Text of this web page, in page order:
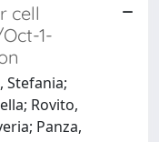
cell
1-
Stefania;
Rovito,
Panza,